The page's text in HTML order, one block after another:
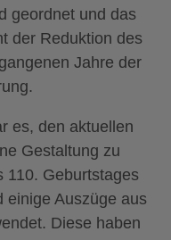
geordnet und das
der Reduktion des
Jahre der
es, den aktuellen
Gestaltung zu
110. Geburtstages
einige Auszüge aus
Diese haben